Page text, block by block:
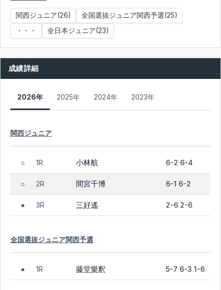
関西ジュニア(26)
全国選抜ジュニア関西予選(25)
・・・
全日本ジュニア(23)
成績詳細
2026年 2025年 2024年 2023年
関西ジュニア
○ 1R 小林航 6-2 6-4
○ 2R 間宮千博 6-1 6-2
● 3R 三好遙 2-6 2-6
全国選抜ジュニア関西予選
● 1R 藤堂樂釈 5-7 6-3 1-6